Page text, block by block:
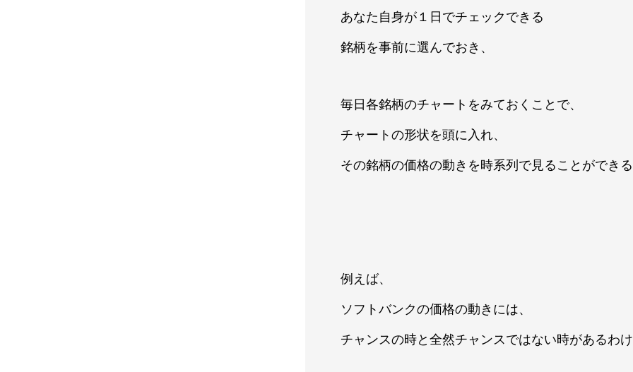
あなた自身が１日でチェックできる
銘柄を事前に選んでおき、
毎日各銘柄のチャートをみておくことで、
チャートの形状を頭に入れ、
その銘柄の価格の動きを時系列で見ることができ
例えば、
ソフトバンクの価格の動きには、
チャンスの時と全然チャンスではない時があるわ